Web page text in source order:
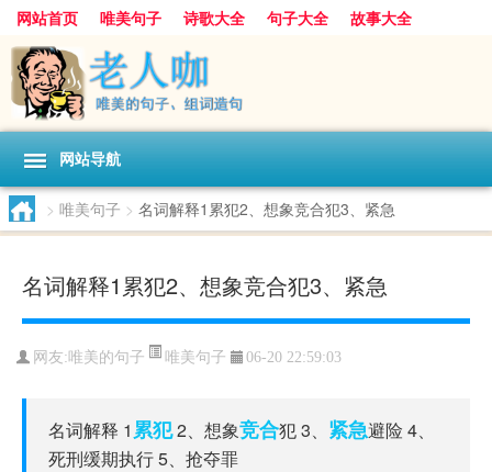
网站首页 唯美句子 诗歌大全 句子大全
故事大全
人生感悟
其他美文 美文欣赏
感人故事
句子分类
网站导航
> 唯美句子 > 名词解释1累犯2、想象竞合犯3、紧急
名词解释1累犯2、想象竞合犯3、紧急
网友: 唯美的句子 唯美句子 06-20 22:59:03
名词解释 1 累犯2、想象竞合犯 3、 紧急避险 4、
死刑缓期执行 5、抢夺罪